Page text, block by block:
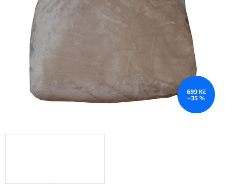
hvězdiček.
699 Kč
–35 %